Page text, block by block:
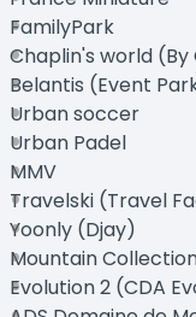
FamilyPark
Chaplin's world (By
Belantis (Event
Urban soccer
Urban Padel
MMV
Travelski (Travel
Yoonly (Djay)
Mountain
Evolution 2 (CDA